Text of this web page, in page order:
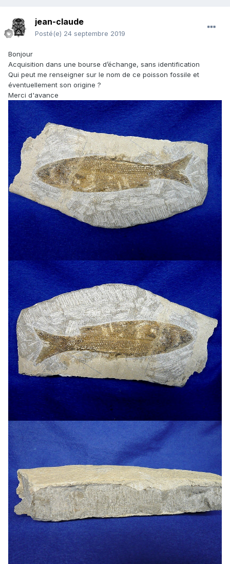
jean-claude
Posté(e) 24 septembre 2019
Bonjour
Acquisition dans une bourse d’échange, sans identification
Qui peut me renseigner sur le nom de ce poisson fossile et
éventuellement son origine ?
Merci d'avance